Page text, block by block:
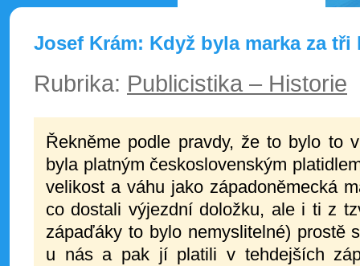
Josef Krám: Když byla marka za tři
Rubrika: Publicistika – Historie
Řekněme podle pravdy, že to bylo to
byla platným československým
velikost a váhu jako západoněmecká
co dostali výjezdní doložku, ale i ti z
zápaďáky to bylo nemyslitelné) prostě
u nás a pak jí platili v tehdejších